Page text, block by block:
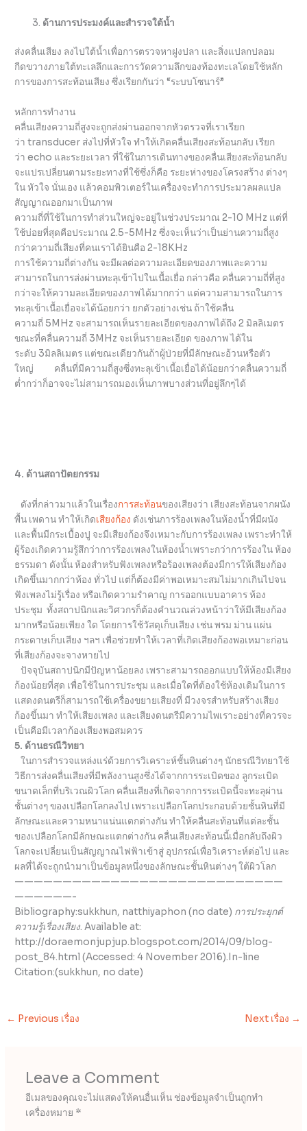
ด้านการประมงค์และสำรวจใต้น้ำ
ส่งคลื่นเสียง ลงไปใต้น้ำเพื่อการตรวจหาฝูงปลา และสิ่งแปลกปลอม
กีดขวางภายใต้ทะเลลึกและการวัดความลึกของท้องทะเลโดยใช้หลัก
การของการสะท้อนเสียง ซึ่งเรียกกันว่า “ระบบโซนาร์”
หลักการทำงาน
คลื่นเสียงความถี่สูงจะถูกส่งผ่านออกจากหัวตรวจที่เราเรียก
ว่า transducer ส่งไปที่หัวใจ ทำให้เกิดคลื่นเสียงสะท้อนกลับ เรียก
ว่า echo และระยะเวลา ที่ใช้ในการเดินทางของคลื่นเสียงสะท้อนกลับ
จะแปรเปลี่ยนตามระยะทางที่ใช้ซึ่งก็คือ ระยะห่างของโครงสร้าง ต่างๆ
ใน หัวใจ นั่นเอง แล้วคอมพิวเตอร์ในเครื่องจะทำการประมวลผลแปล
สัญญาณออกมาเป็นภาพ
ความถี่ที่ใช้ในการทำส่วนใหญ่จะอยู่ในช่วงประมาณ 2-10 MHz แต่ที่
ใช้บ่อยที่สุดคือประมาณ 2.5-5MHz ซึ่งจะเห็นว่าเป็นย่านความถี่สูง
กว่าความถี่เสียงที่คนเราได้ยินคือ 2-18KHz
การใช้ความถี่ต่างกัน จะมีผลต่อความละเอียดของภาพและความ
สามารถในการส่งผ่านทะลุเข้าไปในเนื้อเยื่อ กล่าวคือ คลื่นความถี่ที่สูง
กว่าจะให้ความละเอียดของภาพได้มากกว่า แต่ความสามารถในการ
ทะลุเข้าเนื้อเยื่อจะได้น้อยกว่า ยกตัวอย่างเช่น ถ้าใช้คลื่น
ความถี่ 5MHz จะสามารถเห็นรายละเอียดของภาพได้ถึง 2 มิลลิเมตร
ขณะที่คลื่นความถี่ 3MHz จะเห็นรายละเอียด ของภาพ ได้ใน
ระดับ 3มิลลิเมตร แต่ขณะเดียวกันถ้าผู้ป่วยที่มีลักษณะอ้วนหรือตัว
ใหญ่ คลื่นที่มีความถี่สูงซึ่งทะลุเข้าเนี้อเยื่อได้น้อยกว่าคลื่นความถี่
ต่ำกว่าก็อาจจะไม่สามารถมองเห็นภาพบางส่วนที่อยู่ลึกๆได้
4. ด้านสถาปัตยกรรม
ดังที่กล่าวมาแล้วในเรื่องการสะท้อนของเสียงว่า เสียงสะท้อนจากผนัง
พื้น เพดานทำให้เกิดเสียงก้อง ดังเช่นการร้องเพลงในห้องน้ำที่มีผนัง
และพื้นมีกระเบื้องปู จะมีเสียงก้องจึงเหมาะกับการร้องเพลง เพราะทำให้
ผู้ร้องเกิดความรู้สึกว่าการร้องเพลงในห้องน้ำเพราะกว่าการร้องในห้อง
ธรรมดา ดังนั้นห้องสำหรับฟังเพลงหรือร้องเพลงต้องมีการให้เสียงก้อง
เกิดขึ้นมากกว่าห้อง ทั่วไป แต่ก็ต้องมีค่าพอเหมาะสมไม่มากเกินไปจน
ฟังเพลงไม่รู้เรื่อง หรือเกิดความรำคาญ การออกแบบอาคาร ห้อง
ประชุม ทั้งสถาปนิกและวิศวกรก็ต้องคำนวณล่วงหน้าว่าให้มีเสียงก้อง
มากหรือน้อยเพียง ใดโดยการใช้วัสดุเก็บเสียง เช่น พรม ม่าน แผ่น
กระดาษเก็บเสียง ฯลฯ เพื่อช่วยทำให้เวลาที่เกิดเสียงก้องพอเหมาะก่อน
ที่เสียงก้องจะจางหายไป
ปัจจุบันสถาปนิกมีปัญหาน้อยลง เพราะสามารถออกแบบให้ห้องมีเสียง
ก้องน้อยที่สุด เพื่อใช้ในการประชุม และเมื่อใดที่ต้องใช้ห้องเดิมในการ
แสดงดนตรีก็สามารถใช้เครื่องขยายเสียงที่ มีวงจรสำหรับสร้างเสียง
ก้องขึ้นมา ทำให้เสียงเพลง และเสียงดนตรีมีความไพเราะอย่างที่ควรจะ
เป็นคือมีเวลาก้องเสียงพอสมควร
5. ด้านธรณีวิทยา
ในการสำรวจแหล่งแร่ด้วยการวิเคราะห์ชั้นหินต่างๆนักธรณีวิทยาใช้
วิธีการส่งคลื่นเสียงที่มีพลังงานสูงซึ่งได้จากการระเบิดของ ลูกระเบิด
ขนาดเล็กที่บริเวณผิวโลก คลื่นเสียงที่เกิดจากการระเบิดนี้จะทะลุผ่าน
ชั้นต่างๆ ของเปลือกโลกลงไป เพราะเปลือกโลกประกอบด้วยชั้นหินที่มี
ลักษณะและความหนาแน่นแตกต่างกันทำให้คลื่นสะท้อนที่แต่ละชั้น
ของเปลือกโลกมีลักษณะแตกต่างกัน คลื่นเสียงสะท้อนนี้เมื่อกลับถึงผิว
โลกจะเปลี่ยนเป็นสัญญาณไฟฟ้าเข้าสู่ อุปกรณ์เพื่อวิเคราะห์ต่อไป และ
ผลที่ได้จะถูกนำมาเป็นข้อมูลหนึ่งของลักษณะชั้นหินต่างๆใต้ผิวโลก
————————————————————————————
——————-
Bibliography:sukkhun, natthiyaphon (no date) การประยุกต์
ความรู้เรื่องเสียง. Available at:
http://doraemonjupjup.blogspot.com/2014/09/blog-
post_84.html (Accessed: 4 November 2016). In-line
Citation:(sukkhun, no date)
← Previous เรื่อง Next เรื่อง →
Leave a Comment
อีเมลของคุณจะไม่แสดงให้คนอื่นเห็น ช่องข้อมูลจำเป็นถูกทำ
เครื่องหมาย *